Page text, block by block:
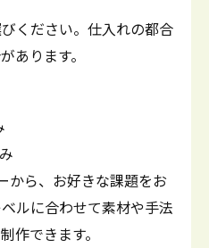
ください。仕入れの都合
あります。
から、お好きな課題をお
ルに合わせて素材や手法
作できます。